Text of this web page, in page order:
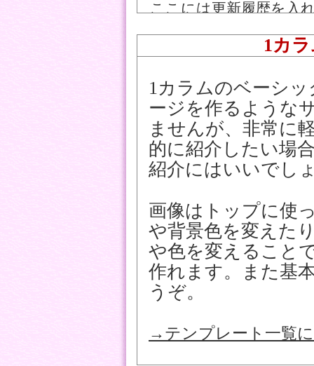
ここには更新履歴を入
ここには更新履歴を入
1カ
1カラムのベーシ
ージを作るような
ませんが、非常に
的に紹介したい場
紹介にはいいでし
画像はトップに使
や背景色を変えた
や色を変えること
作れます。また基
うぞ。
→テンプレート一覧